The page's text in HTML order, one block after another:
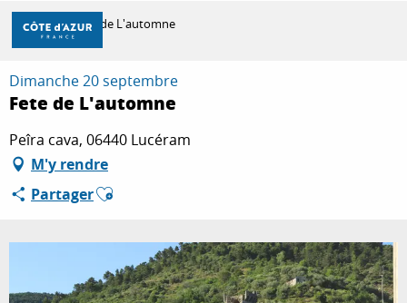
Aller
contenu
principal
DÉCOUVRIR
À FAIRE
SÉJOURNER
Accueil Fete de L'automne
Dimanche 20 septembre
Fete de L'automne
Peîra cava, 06440 Lucéram
M'y rendre
PartagerAjouter aux favoris